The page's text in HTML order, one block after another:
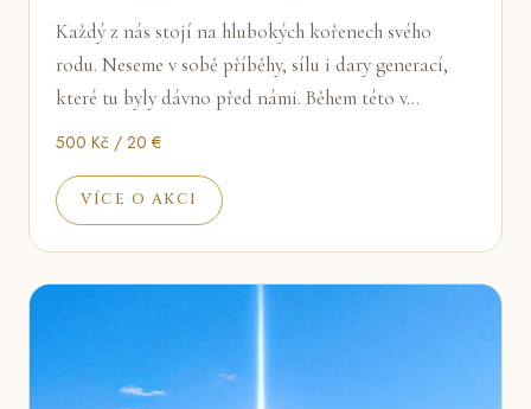
Každý z nás stojí na hlubokých kořenech svého
rodu. Neseme v sobě příběhy, sílu i dary generací,
které tu byly dávno před námi. Během této v…
500 Kč / 20 €
VÍCE O AKCI